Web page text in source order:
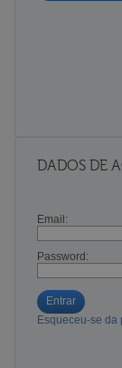
DADOS DE
Email:
Password:
Entrar
Esqueceu-se da